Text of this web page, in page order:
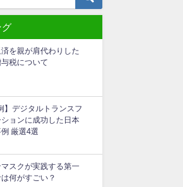
グ
を親が肩代わりした
税について
】デジタルトランスフ
ションに成功した日本
厳選4選
スクが実践する第一
何がすごい？